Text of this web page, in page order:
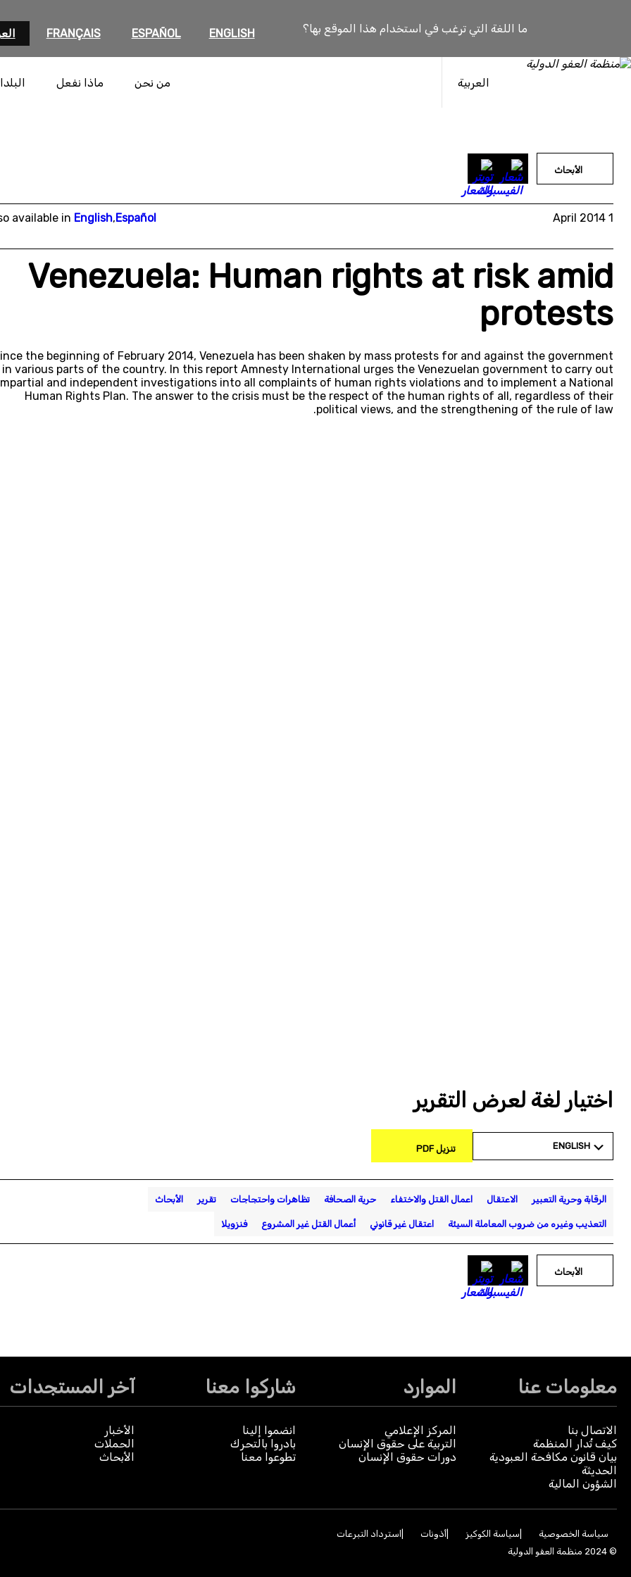
ما اللغة التي ترغب في استخدام هذا الموقع بها؟ ENGLISH
ESPAÑOL
FRANÇAIS
العربية من نحن ماذا نفعل
الأبحاث
1 April 2014
available in English,Español
Venezuela: Human rights at risk amid
protests
the beginning of February 2014, Venezuela has been shaken by mass protests for and against the government
in various parts of the country. In this report Amnesty International urges the Venezuelan government to carry out
and independent investigations into all complaints of human rights violations and to implement a National
Human Rights Plan. The answer to the crisis must be the respect of the human rights of all, regardless of their
political views, and the strengthening of the rule of law.
اختيار لغة لعرض التقرير
ENGLISH تنزيل PDF
الرقابة وحرية التعبير الاعتقال اعمال القتل والاختفاء حرية الصحافة تظاهرات واحتجاجات تقرير الأبحاث
التعذيب وغيره من ضروب المعاملة السيئة اعتقال غير قانوني أعمال القتل غير المشروع فنزويلا
الأبحاث
معلومات عنا
الاتصال بنا
كيف تُدار المنظمة
بيان قانون مكافحة العبودية
الحديثة
الشؤون المالية
الموارد
المركز الإعلامي
التربية على حقوق الإنسان
دورات حقوق الإنسان
شاركوا معنا
انضموا إلينا
بادروا بالتحرك
تطوعوا معنا
آخر المستجدات
الأخبار
الحملات
الأبحاث
سياسة الخصوصية سياسة الكوكيز أذونات
استرداد التبرعات
© 2024 منظمة العفو الدولية